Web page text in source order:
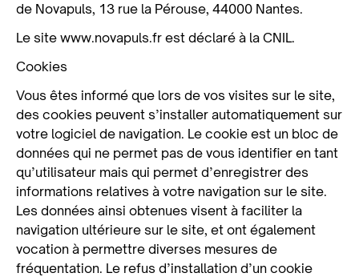
de Novapuls, 13 rue la Pérouse, 44000 Nantes.
Le site www.novapuls.fr est déclaré à la CNIL.
Cookies
Vous êtes informé que lors de vos visites sur le site,
des cookies peuvent s’installer automatiquement sur
votre logiciel de navigation. Le cookie est un bloc de
données qui ne permet pas de vous identifier en tant
qu’utilisateur mais qui permet d’enregistrer des
informations relatives à votre navigation sur le site.
Les données ainsi obtenues visent à faciliter la
navigation ultérieure sur le site, et ont également
vocation à permettre diverses mesures de
fréquentation. Le refus d’installation d’un cookie